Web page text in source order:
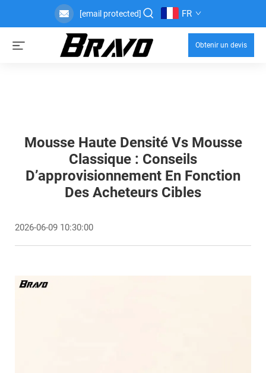
[email protected] FR
Obtenir un devis
Mousse Haute Densité Vs Mousse
Classique : Conseils
D’approvisionnement En Fonction
Des Acheteurs Cibles
2026-06-09 10:30:00